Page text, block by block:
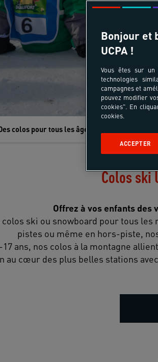
colos pour tous les âges
Colos ski
Offrez à vos enfants des
colos ski ou snowboard pour tous
pistes ou même en hors-piste,
17 ans, nos colos à la montagne
au cœur des plus belles stations
Bonjour et
UCPA !
Vous êtes sur un
technologies
campagnes et
pouvez modifier
cookies". En
cookies.
ACCEPTER